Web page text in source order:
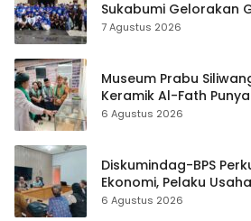
Sukabumi Gelorakan
ASRI Lewat Aksi Bersih
7 Agustus 2026
Museum Prabu
Keramik Al-Fath
Hampir 500 Koleksi
6 Agustus 2026
Diskumindag-BPS
Ekonomi, Pelaku
Terbuka Beri Data
6 Agustus 2026